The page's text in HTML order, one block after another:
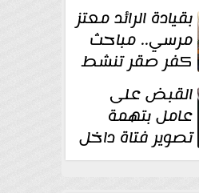
بقيادة الرائد معتز
مرسي.. مباحث
كفر صقر تنشط
بقوة وتوجه
القبض على
عامل بتهمة
تصوير فتاة داخل
غرفة تغيير